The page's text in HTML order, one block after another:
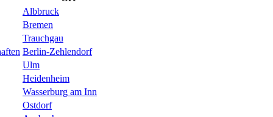
Albbruck
Bremen
Trauchgau
Berlin-Zehlendorf
Ulm
Heidenheim
Wasserburg am Inn
Ostdorf